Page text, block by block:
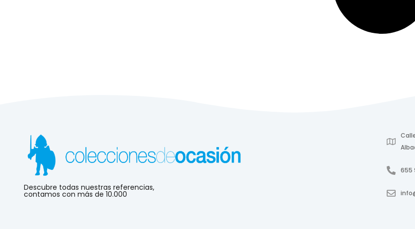
Descubre todas nuestras referencias,
contamos con más de 10.000
655